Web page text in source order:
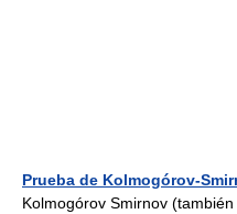
Prueba de Kolmogórov-
Kolmogórov Smirnov